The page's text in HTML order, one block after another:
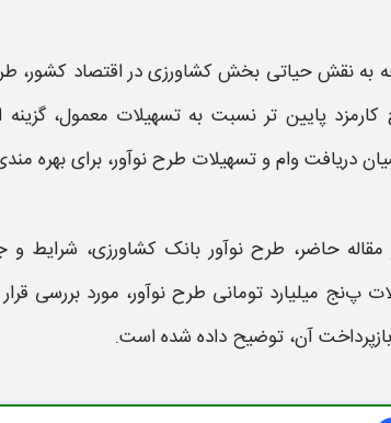
به نقش حیاتی بخش کشاورزیدر اقتصاد کشور،
کارمزد پایین‌ تر نسبت به تسهیلات معمول،
دریافت وام و تسهیلات طرح نوآور،برای بهره
مقاله حاضر، طرح نوآور بانک کشاورزی، شرایط و
پنج میلیارد تومانی طرح نوآور، مورد بررسی
آن، توضیح داده شده است.